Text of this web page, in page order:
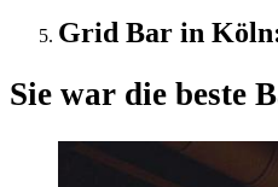
Grid Bar in
Sie war die beste